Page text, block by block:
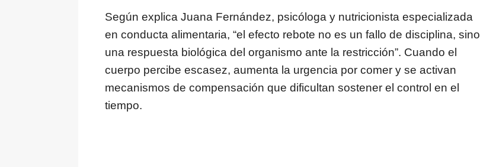
Según explica Juana Fernández, psicóloga y nutricionista especializada
en conducta alimentaria, “el efecto rebote no es un fallo de disciplina, sino
una respuesta biológica del organismo ante la restricción”. Cuando el
cuerpo percibe escasez, aumenta la urgencia por comer y se activan
mecanismos de compensación que dificultan sostener el control en el
tiempo.